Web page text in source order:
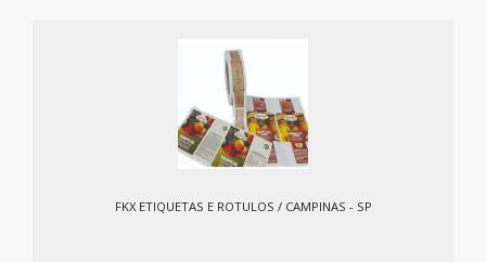
FKX ETIQUETAS E ROTULOS / CAMPINAS - SP